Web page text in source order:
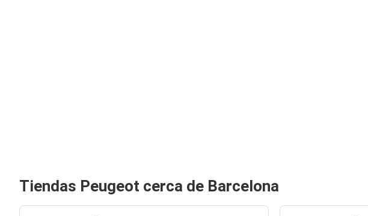
Tiendas Peugeot cerca de Barcelona